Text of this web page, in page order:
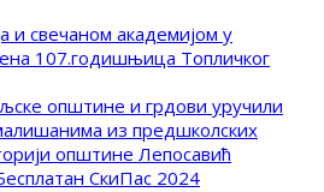
и свечаном академијом у
107.годишњица Топличког
општине и грдови уручили
из предшколских
општине Лепосавић
СкиПас 2024